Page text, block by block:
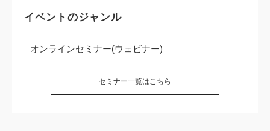
イベントのジャンル
オンラインセミナー(ウェビナー)
セミナー一覧はこちら